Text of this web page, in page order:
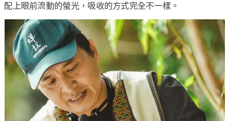
配上眼前流動的螢光，吸收的方式完全不一樣。